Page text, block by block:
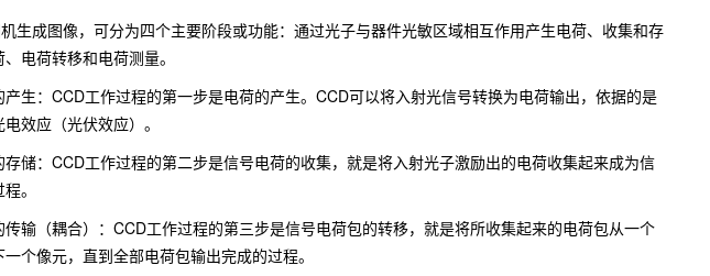
生成图像，可分为四个主要阶段或功能：通过光子与器件光敏区域相互作用产生电荷、收集和存
电荷转移和电荷测量。
生：CCD工作过程的第一步是电荷的产生。CCD可以将入射光信号转换为电荷输出，依据的是
效应（光伏效应）。
储：CCD工作过程的第二步是信号电荷的收集，就是将入射光子激励出的电荷收集起来成为信
。
输（耦合）：CCD工作过程的第三步是信号电荷包的转移，就是将所收集起来的电荷包从一个
个像元，直到全部电荷包输出完成的过程。